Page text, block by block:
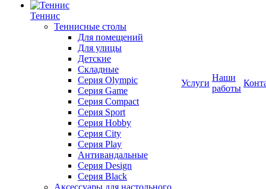
Теннис
Теннисные столы
Для помещений
Для улицы
Детские
Складные
Серия Olympic
Серия Game
Серия Compact
Серия Sport
Серия Hobby
Серия City
Серия Play
Антивандальные
Серия Design
Серия Black
Аксессуары для настольного
Услуги
Наши
работы